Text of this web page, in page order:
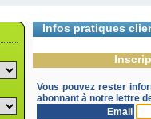
Infos pratiques
Vous pouvez rester
abonnant à notre lettre
Email